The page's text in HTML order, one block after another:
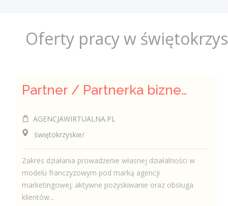
Oferty pracy w
Partner / Partnerka biznesowa – agencja marketingu internetowego (model franczyzowy)
AGENCJAWIRTUALNA.PL
świętokrzyskie/
Zakres działania prowadzenie własnej działalności w
modelu franczyzowym pod marką agencji
marketingowej; aktywne pozyskiwanie oraz obsługa
klientów...